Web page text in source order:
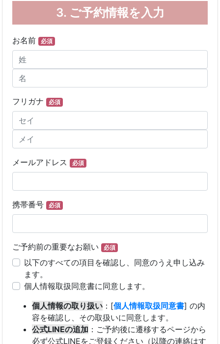
3.ご予約情報を入力
お名前 必須
フリガナ 必須
メールアドレス 必須
携帯番号 必須
ご予約前の重要なお願い 必須
以下のすべての項目を確認し、同意のうえ申し込み
ます。
個人情報取扱同意書に同意します。
個人情報の取り扱い ：[個人情報取扱同意書] の内
容を確認し、その取扱いに同意します。
公式LINEの追加 ：ご予約後に遷移するページから
必ず公式LINEをご登録ください（以降の連絡はす